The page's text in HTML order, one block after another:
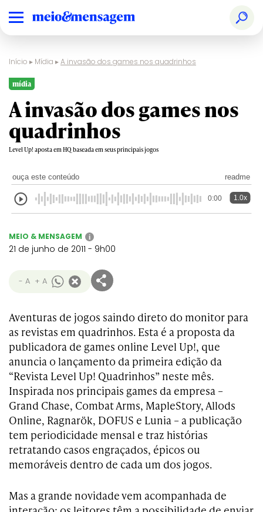
Início ▸ Mídia ▸A invasão dos games nos quadrinhos
mídia
A invasão dos games nos
quadrinhos
Level Up! aposta em HQ baseada em seus principais jogos
ouça este conteúdo readme
0:00 1.0x
MEIO & MENSAGEM i
21 de junho de 2011 - 9h00
- A + A
Aventuras de jogos saindo direto do monitor para
as revistas em quadrinhos. Esta é a proposta da
publicadora de games online Level Up!, que
anuncia o lançamento da primeira edição da
“Revista Level Up! Quadrinhos” neste mês.
Inspirada nos principais games da empresa –
Grand Chase, Combat Arms, MapleStory, Allods
Online, Ragnarök, DOFUS e Lunia – a publicação
tem periodicidade mensal e traz histórias
retratando casos engraçados, épicos ou
memoráveis dentro de cada um dos jogos.
Mas a grande novidade vem acompanhada de